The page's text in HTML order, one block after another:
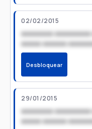
02/02/2015
xxxxxxxx
xxxxx xxxxxx
Desbloquear
29/01/2015
xxxxxxxx
xxxxx xxxxxx